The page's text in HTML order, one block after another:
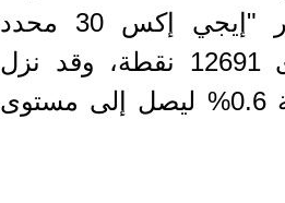
مستوى 1778 نقطة، وقد انخفض مؤشر "إيجي إكس 30 محدد
الأوزان" بنسبة 0.52% ليصل إلى مستوى 12691 نقطة، وقد نزل
مؤشر "إيجي إكس 30 للعائد الكلي" بنسبة 0.6% ليصل إلى مستوى